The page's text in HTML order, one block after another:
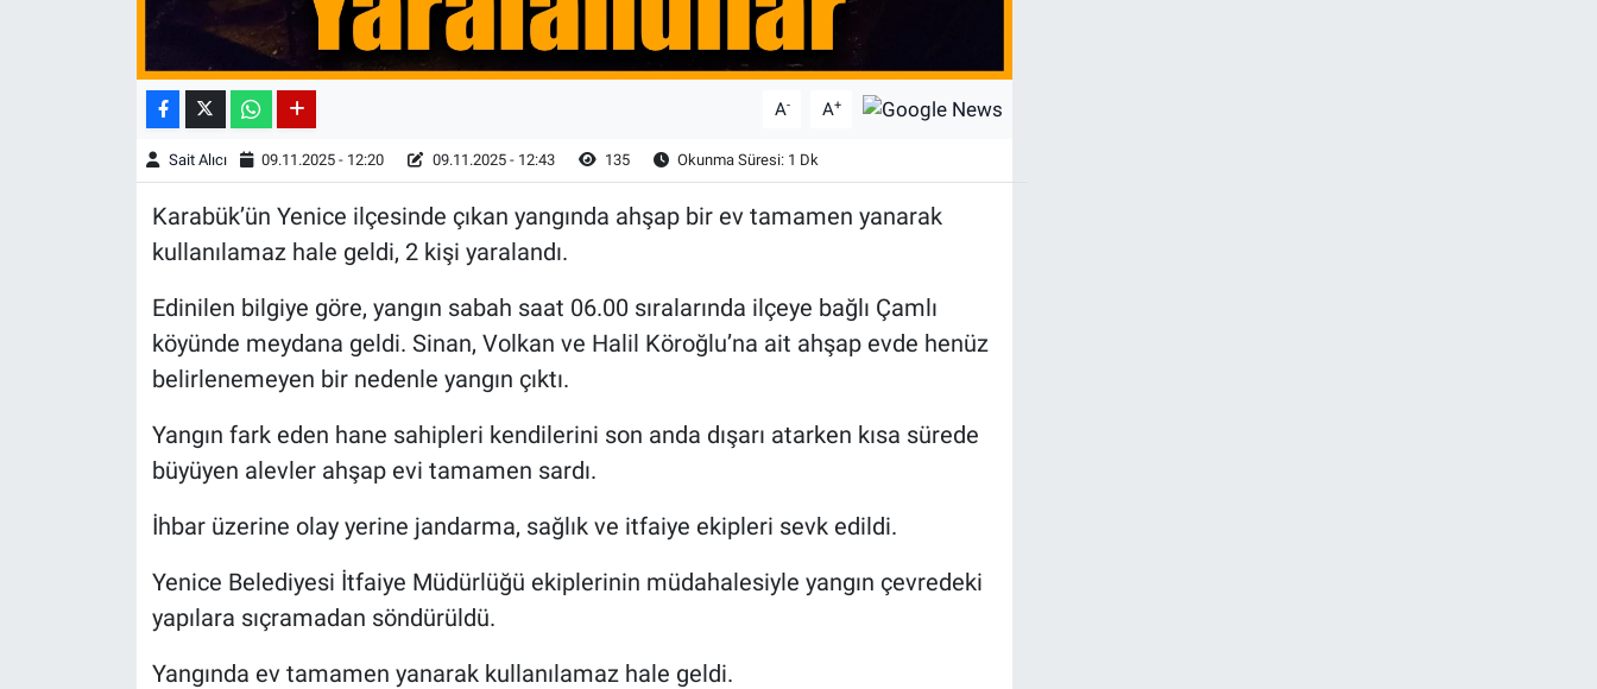
A- A+
Sait Alıcı 09.11.2025 - 12:20 09.11.2025 - 12:43 135 Okunma Süresi: 1 Dk
Karabük’ün Yenice ilçesinde çıkan yangında ahşap bir ev tamamen yanarak
kullanılamaz hale geldi, 2 kişi yaralandı.
Edinilen bilgiye göre, yangın sabah saat 06.00 sıralarında ilçeye bağlı Çamlı
köyünde meydana geldi. Sinan, Volkan ve Halil Köroğlu’na ait ahşap evde henüz
belirlenemeyen bir nedenle yangın çıktı.
Yangın fark eden hane sahipleri kendilerini son anda dışarı atarken kısa sürede
büyüyen alevler ahşap evi tamamen sardı.
İhbar üzerine olay yerine jandarma, sağlık ve itfaiye ekipleri sevk edildi.
Yenice Belediyesi İtfaiye Müdürlüğü ekiplerinin müdahalesiyle yangın çevredeki
yapılara sıçramadan söndürüldü.
Yangında ev tamamen yanarak kullanılamaz hale geldi.